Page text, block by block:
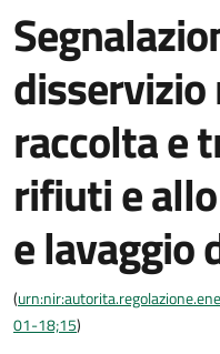
raccolta e
rifiuti e
e lavaggio
(
01-18;15)